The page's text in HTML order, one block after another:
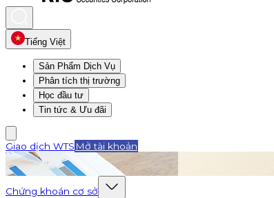
Tiếng Việt
Sản Phẩm Dịch Vụ
Phân tích thị trường
Học đầu tư
Tin tức & Ưu đãi
Giao dịch WTS Mở tài khoản
Chứng khoán cơ sở